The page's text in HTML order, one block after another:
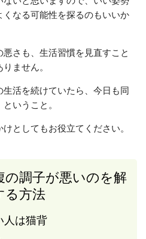
なる可能性を探るのもいいか
さも、生活習慣を見直すこと
ません。
活を続けていたら、今日も同
いうこと。
としてもお役立てください。
の調子が悪いのを解
る方法
人は猫背